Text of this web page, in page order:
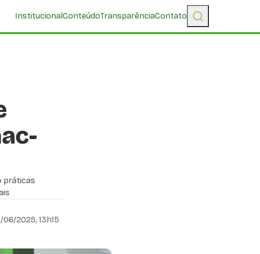
InstitucionalConteúdoTransparênciaContato
práticas
06/2025, 13h15